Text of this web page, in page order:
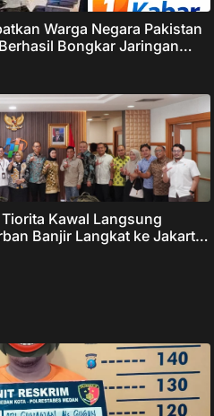
Warga Negara Pakistan
Bongkar Jaringan
Kawal Langsung
Banjir Langkat ke Jakarta